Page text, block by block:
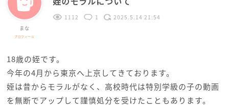
まな
プロフィール
1112 1 2025.5.14 21:54
18歳の姪です。
今年の4月から東京へ上京してきております。
姪は昔からモラルがなく、高校時代は特別学級の子の動画
を無断でアップして謹慎処分を受けたこともあります。